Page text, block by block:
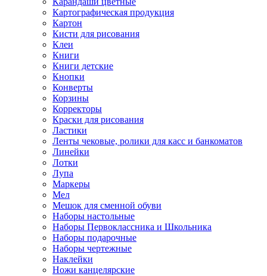
Картографическая продукция
Картон
Кисти для рисования
Клеи
Книги
Книги детские
Кнопки
Конверты
Корзины
Корректоры
Краски для рисования
Ластики
Ленты чековые, ролики для касс и банкоматов
Линейки
Лотки
Лупа
Маркеры
Мел
Мешок для сменной обуви
Наборы настольные
Наборы Первоклассника и Школьника
Наборы подарочные
Наборы чертежные
Наклейки
Ножи канцелярские